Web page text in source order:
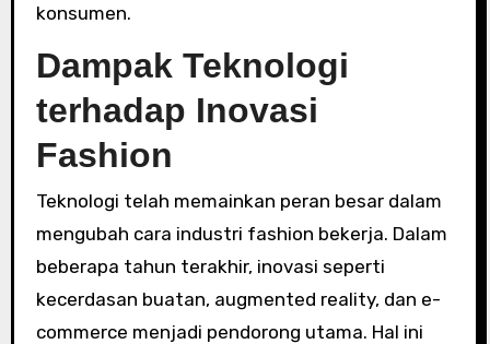
konsumen.
Dampak Teknologi
terhadap Inovasi
Fashion
Teknologi telah memainkan peran besar dalam
mengubah cara industri fashion bekerja. Dalam
beberapa tahun terakhir, inovasi seperti
kecerdasan buatan, augmented reality, dan e-
commerce menjadi pendorong utama. Hal ini